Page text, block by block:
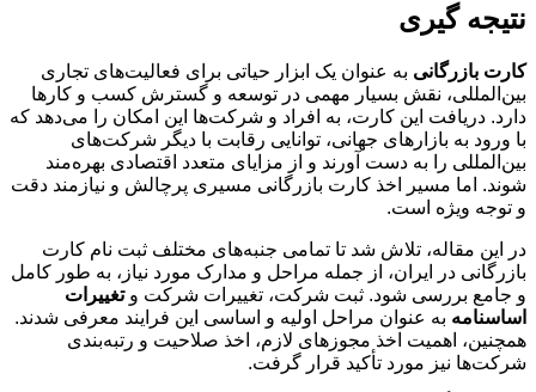
نتیجه گیری
کارت بازرگانی به عنوان یک ابزار حیاتی برای فعالیت‌های تجاری
بین‌المللی، نقش بسیار مهمی در توسعه و گسترش کسب و کارها
دارد. دریافت این کارت، به افراد و شرکت‌ها این امکان را می‌دهد که
با ورود به بازارهای جهانی، توانایی رقابت با دیگر شرکت‌های
بین‌المللی را به دست آورند و از مزایای متعدد اقتصادی بهره‌مند
شوند. اما مسیر اخذ کارت بازرگانی مسیری پرچالش و نیازمند دقت
و توجه ویژه است.
در این مقاله، تلاش شد تا تمامی جنبه‌های مختلف ثبت نام کارت
بازرگانی در ایران، از جمله مراحل و مدارک مورد نیاز، به طور کامل
و جامع بررسی شود. ثبت شرکت، تغییرات شرکت وتغییرات
اساسنامه به عنوان مراحل اولیه و اساسی این فرایند معرفی شدند.
همچنین، اهمیت اخذ مجوزهای لازم، اخذ صلاحیت و رتبه‌بندی
شرکت‌ها نیز مورد تأکید قرار گرفت.